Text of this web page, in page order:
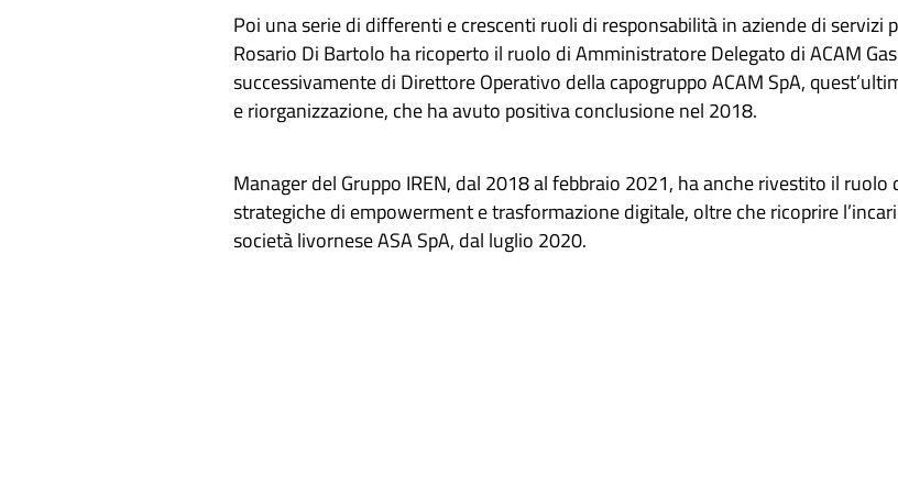
Poi una serie di differenti e crescenti ruoli di responsabilità in aziende di servizi
Rosario Di Bartolo ha ricoperto il ruolo di Amministratore Delegato di ACAM
successivamente di Direttore Operativo della capogruppo ACAM SpA,
e riorganizzazione, che ha avuto positiva conclusione nel 2018.
Manager del Gruppo IREN, dal 2018 al febbraio 2021, ha anche rivestito il
strategiche di empowerment e trasformazione digitale, oltre che ricoprire
società livornese ASA SpA, dal luglio 2020.